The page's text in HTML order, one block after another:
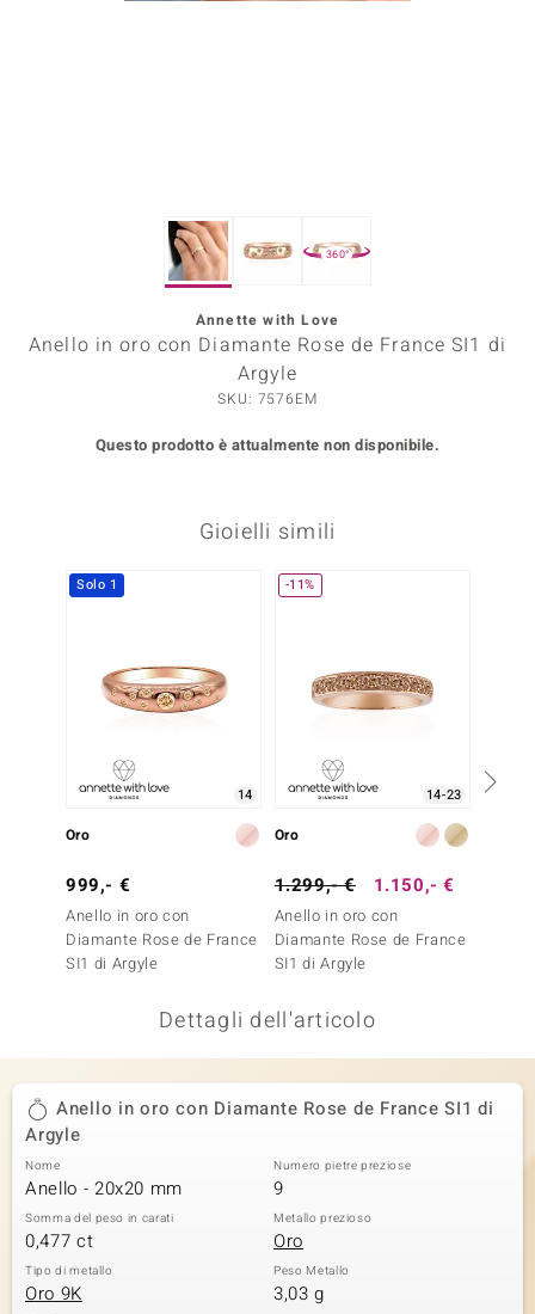
Classics
360°
Annette with Love
Anello in oro con Diamante Rose de France SI1 di
Argyle
SKU: 7576EM
Questo prodotto è attualmente non disponibile.
Gioielli simili
Solo 1
14
Oro
999,- €
Anello in oro con
Diamante Rose de France
SI1 di Argyle
-11%
14-23
Oro
1.299,- € 1.150,- €
Anello in oro con
Diamante Rose de France
SI1 di Argyle
Dettagli dell'articolo
Anello in oro con Diamante Rose de France SI1 di
Argyle
Nome
Anello - 20x20 mm
Numero pietre preziose
9
Somma del peso in carati
0,477 ct
Metallo prezioso
Oro
Tipo di metallo
Oro 9K
Peso Metallo
3,03 g